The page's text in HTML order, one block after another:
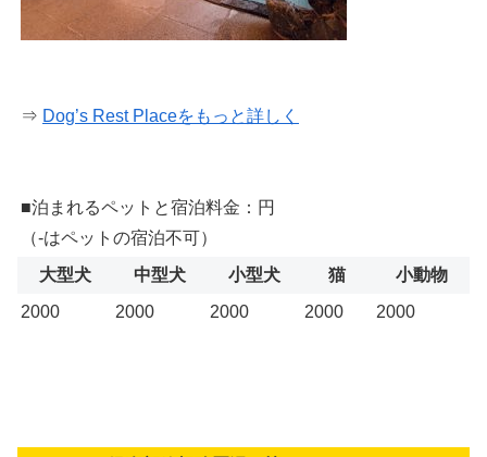
⇒ Dog’s Rest Placeをもっと詳しく
■泊まれるペットと宿泊料金：円
（-はペットの宿泊不可）
大型犬
中型犬 小型犬 猫
小動物
2000
2000 2000 2000 2000